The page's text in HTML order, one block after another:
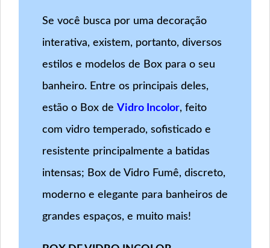
Se você busca por uma decoração
interativa, existem, portanto, diversos
estilos e modelos de Box para o seu
banheiro. Entre os principais deles,
estão o Box de Vidro Incolor, feito
com vidro temperado, sofisticado e
resistente principalmente a batidas
intensas; Box de Vidro Fumê, discreto,
moderno e elegante para banheiros de
grandes espaços, e muito mais!